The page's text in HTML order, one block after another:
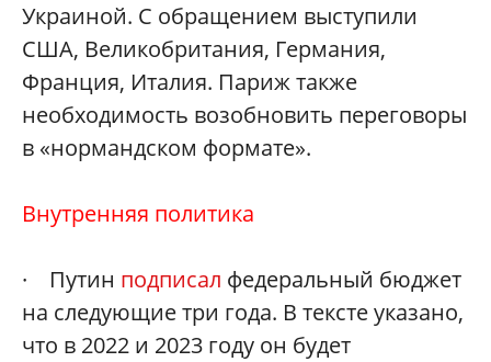
Украиной. С обращением выступили
США, Великобритания, Германия,
Франция, Италия. Париж также
необходимость возобновить переговоры
в «нормандском формате».
Внутренняя политика
· Путин подписал федеральный бюджет
на следующие три года. В тексте указано,
что в 2022 и 2023 году он будет